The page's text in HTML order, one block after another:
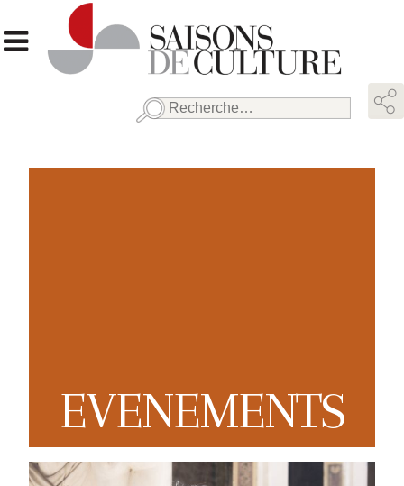
Rechercher :
EVENEMENTS